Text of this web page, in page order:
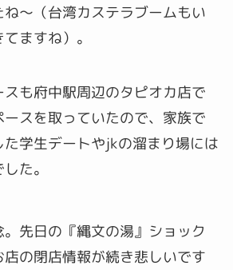
～（台湾カステラブームもい
ますね）。
も府中駅周辺のタピオカ店で
スを取っていたので、家族で
学生デートやjkの溜まり場には
た。
先日の『縄文の湯』ショック
の閉店情報が続き悲しいです